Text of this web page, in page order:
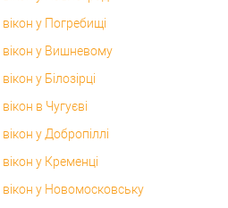
у Погребищі
вікон у Вишневому
у Білозірці
в Чугуєві
у Добропіллі
у Кременці
у Новомосковську